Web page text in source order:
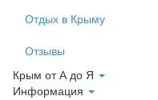
Отдых в Крыму
Отзывы
Крым от А до Я
Информация